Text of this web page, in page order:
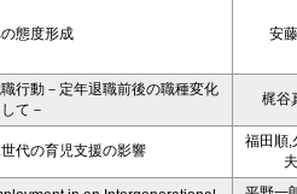
態度形成 安
行動－定年退職前後の職種変化
て－
梶谷
代の育児支援の影響
福田順,
夫